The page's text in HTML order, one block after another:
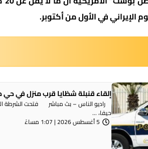
الإيراني في الأول من أكتوبر.
إلقاء قنبلة شظايا قرب منزل في حي
راديو الناس – بث مباشر فتحت الشرطة
حيفا، ...
5 أغسطس 2026 | 1:07 مساءً